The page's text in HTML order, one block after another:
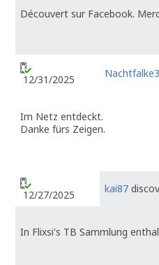
Découvert sur Facebook.
12/31/2025
Im Netz entdeckt.
Danke fürs Zeigen.
12/27/2025 kai87
In Flixsi's TB Sammlung